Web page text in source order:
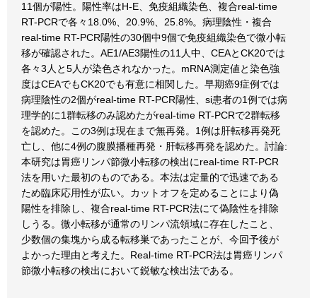
11個が陽性。陽性率はH-E、免疫組織染色、複合real-time
RT-PCRで各々18.0%、20.9%、25.8%。病理陰性・複合
real-time RT-PCR陽性の30個中9個で免疫組織染色で微小転
移が確認された。AE1/AE3陽性の11人中、CEAとCK20では
各々3人と5人が染色されなかった。mRNA測定値と染色強
度はCEAでもCK20でも有意に相関した。早期癌9症例では
病理陰性の2個がreal-time RT-PCR陽性、si患者の1例では病
理学的に1群転移のみ認めたがreal-time RT-PCRで2群転移
を認めた。この3例は現在まで無再発。1例は肝転移再発死
亡し、他に4例の腹膜播種再発・肝転移再発を認めた。討論:
本研究は胃癌リンパ節微小転移の検出にreal-time RT-PCR
法を用いた最初のものである。本法は定量的で迅速である
ため臨床応用性が広い。カットオフを定めることにより偽
陽性を排除し、複合real-time RT-PCR法にて偽陰性を排除
しうる。微小転移が通常のリンパ流領域に存在したこと、
少数個の集塊から成る転移巣であったことが、今回予後が
よかった理由と考えた。Real-time RT-PCR法は胃癌リンパ
節微小転移の検出において鋭敏な検出法である。